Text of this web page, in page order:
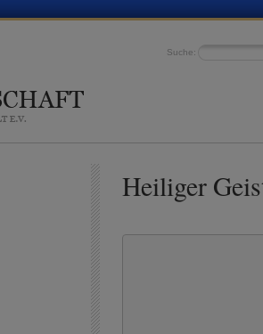
Suche:
Heiliger